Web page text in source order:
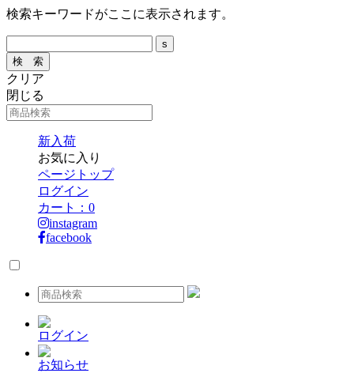
検索キーワードがここに表示されます。
クリア
閉じる
新入荷
お気に入り
ページトップ
ログイン
カート： 0
instagram
facebook
ログイン
お知らせ